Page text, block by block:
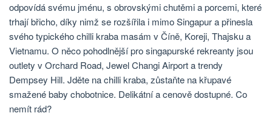
odpovídá svému jménu, s obrovskými chutěmi a porcemi, které
trhají břicho, díky nimž se rozšířila i mimo Singapur a přinesla
svého typického chilli kraba masám v Číně, Koreji, Thajsku a
Vietnamu. O něco pohodlnější pro singapurské rekreanty jsou
outlety v Orchard Road, Jewel Changi Airport a trendy
Dempsey Hill. Jděte na chilli kraba, zůstaňte na křupavé
smažené baby chobotnice. Delikátní a cenově dostupné. Co
nemít rád?